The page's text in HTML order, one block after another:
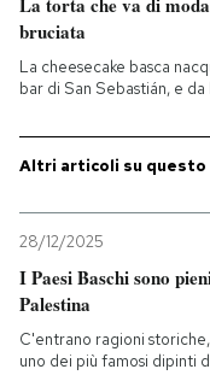
Internet
Cultura
Sport
NEWSLETTER
bruciata
La cheesecake basca
bar di San Sebastián, e da
Altri articoli su questo
28/12/2025
I Paesi Baschi sono
Palestina
C'entrano ragioni
uno dei più famosi dipinti